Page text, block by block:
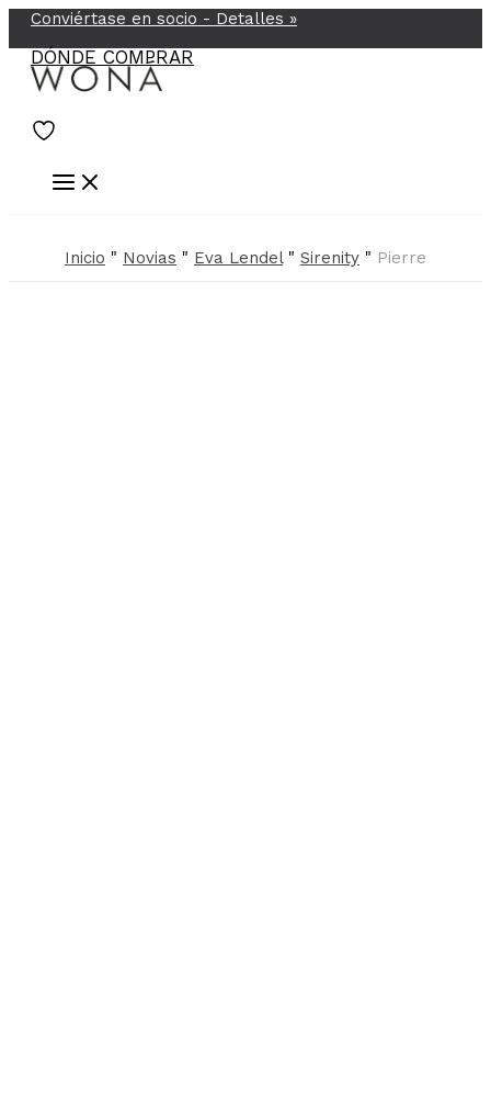
al
contenido
Conviértase en socio - Detalles »
DÓNDE COMPRAR
Inicio " Novias " Eva Lendel" Sirenity " Pierre